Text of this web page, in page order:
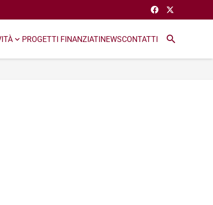
PROGETTI FINANZIATINEWSCONTATTI search